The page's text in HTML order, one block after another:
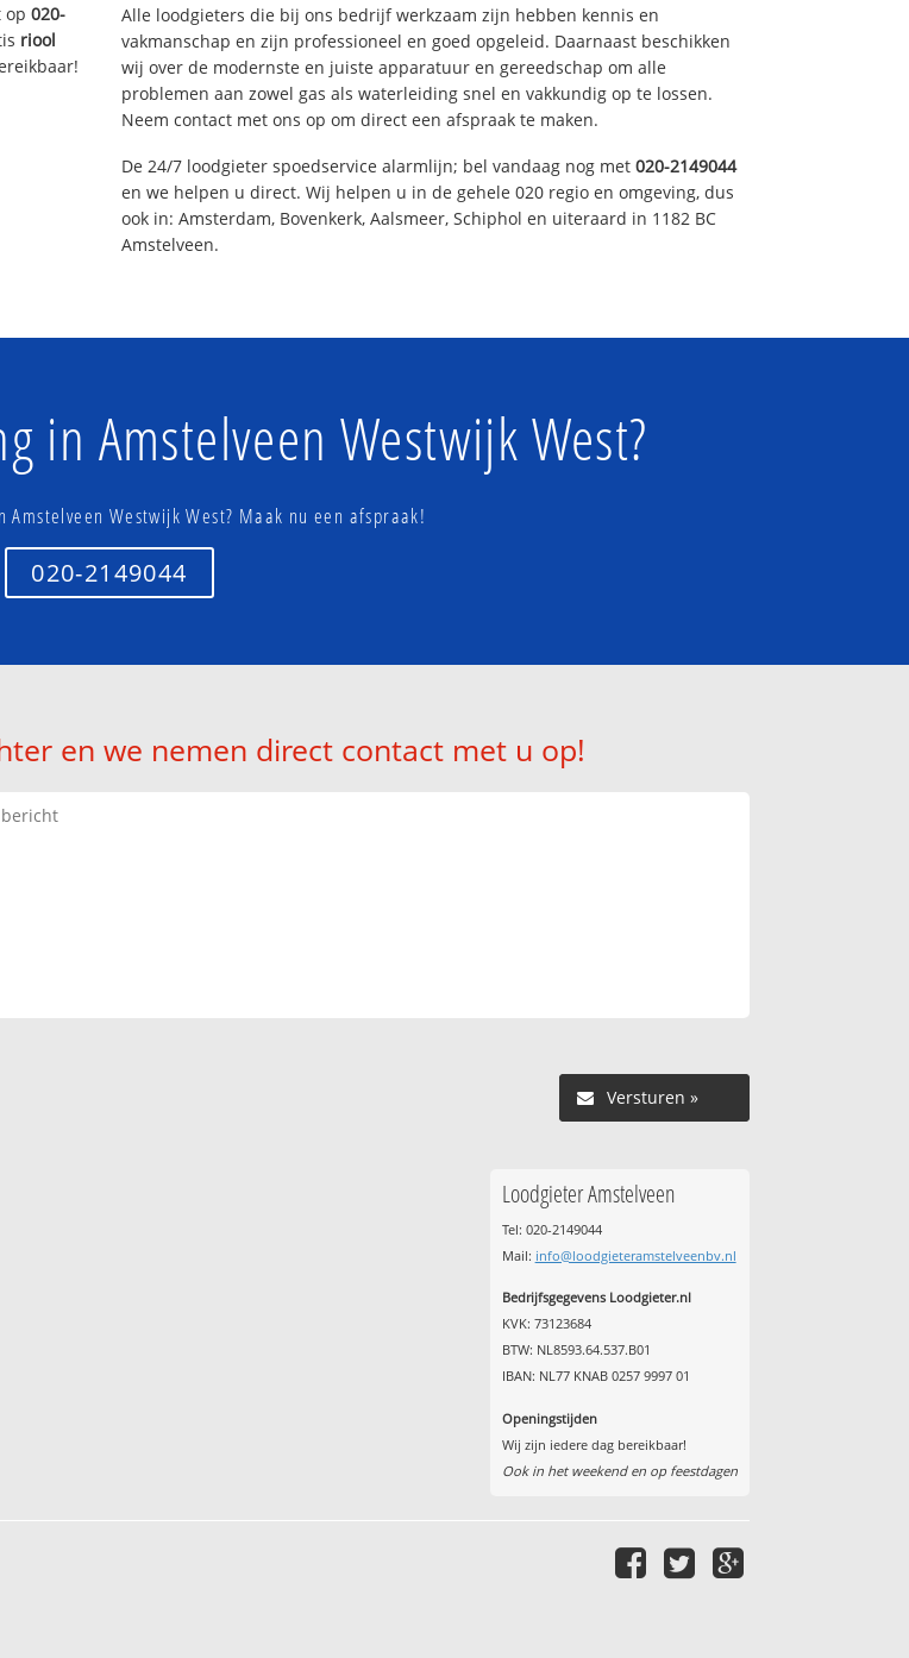
op020-
riool
Alle loodgieters die bij ons bedrijf werkzaam zijn hebben kennis en
vakmanschap en zijn professioneel en goed opgeleid. Daarnaast beschikken
wij over de modernste en juiste apparatuur en gereedschap om alle
problemen aan zowel gas als waterleiding snel en vakkundig op te lossen.
Neem contact met ons op om direct een afspraak te maken.
De 24/7 loodgieter spoedservice alarmlijn; bel vandaag nog met 020-2149044
en we helpen u direct. Wij helpen u in de gehele 020 regio en omgeving, dus
ook in: Amsterdam, Bovenkerk, Aalsmeer, Schiphol en uiteraard in 1182 BC
Amstelveen.
in Amstelveen Westwijk West?
Westwijk West? Maak nu een afspraak!
020-2149044
en we nemen direct contact met u op!
Versturen »
Loodgieter Amstelveen
Tel: 020-2149044
Mail: info@loodgieteramstelveenbv.nl
Bedrijfsgegevens Loodgieter.nl
KVK: 73123684
BTW: NL8593.64.537.B01
IBAN: NL77 KNAB 0257 9997 01
Openingstijden
Wij zijn iedere dag bereikbaar!
Ook in het weekend en op feestdagen